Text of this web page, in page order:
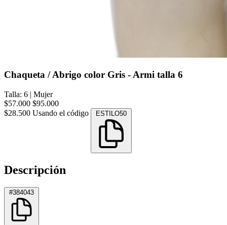
Chaqueta / Abrigo color Gris - Armi talla 6
Talla: 6 | Mujer
$57.000 $95.000
$28.500 Usando el código ESTILO50
Descripción
#384043